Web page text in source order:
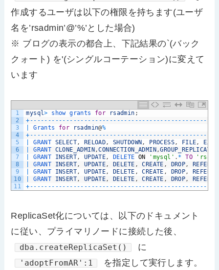
作成するユーザは以下の権限を持ちます(ユーザ
名を’rsadmin’@’%’とした場合)
※ ブログの表示の都合上、下記結果の`(バック
クォート) を'(シングルコーテーション)に変えて
います
1
2
3
4
5
6
7
8
9
10
11
mysql> show grants for rsadmin ;
+ -- -- -- -- -- -- -- -- -- -- -- -- -- -- -- -- -- -- -- -- -- -- -- -- --
Grants for rsadmin@%
+ -- -- -- -- -- -- -- -- -- -- -- -- -- -- -- -- -- -- -- -- -- -- -- -- --
GRANT SELECT , RELOAD , SHUTDOWN , PROCESS, FILE ,
GRANT CLONE_ADMIN ,CONNECTION_ADMIN,
GRANT INSERT , UPDATE , DELETE ON 'mysql' . * TO
GRANT INSERT , UPDATE , DELETE , CREATE , DROP ,
GRANT INSERT , UPDATE , DELETE , CREATE , DROP ,
GRANT INSERT , UPDATE , DELETE , CREATE , DROP ,
+ -- -- -- -- -- -- -- -- -- -- -- -- -- -- -- -- -- -- -- -- -- -- -- -- --
ReplicaSet化については、以下のドキュメント
に従い、プライマリノードに接続した後、
dba.createReplicaSet() に
'adoptFromAR':1 を指定して実行します。